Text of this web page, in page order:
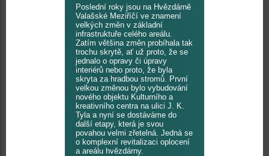
Poslední roky jsou na Hvězdárně
Valašské Meziříčí ve znamení
velkých změn v základní
infrastruktuře celého areálu.
Zatím většina změn probíhala tak
trochu skrytě, ať už proto, že se
jednalo o opravy či úpravy
interiérů nebo proto, že byla
skryta za hradbou stromů. První
velkou změnou bylo vybudování
nového objektu Kulturního a
kreativního centra na ulici J. K.
Tyla a nyní se dostáváme do
další etapy, která je svou
povahou velmi zřetelná. Jedná se
o komplexní revitalizaci oplocení
a areálu hvězdárny.